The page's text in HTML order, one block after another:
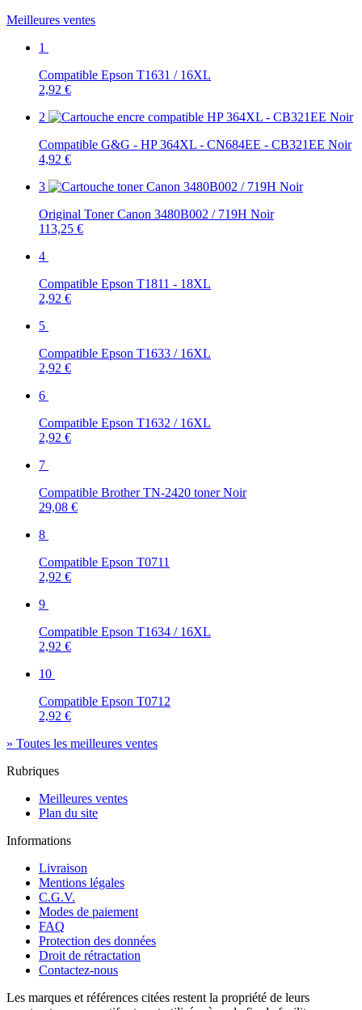
Meilleures ventes
1
Compatible Epson T1631 / 16XL
2,92 €
2
Compatible G&G - HP 364XL - CN684EE - CB321EE Noir
4,92 €
3
Original Toner Canon 3480B002 / 719H Noir
113,25 €
4
Compatible Epson T1811 - 18XL
2,92 €
5
Compatible Epson T1633 / 16XL
2,92 €
6
Compatible Epson T1632 / 16XL
2,92 €
7
Compatible Brother TN-2420 toner Noir
29,08 €
8
Compatible Epson T0711
2,92 €
9
Compatible Epson T1634 / 16XL
2,92 €
10
Compatible Epson T0712
2,92 €
» Toutes les meilleures ventes
Rubriques
Meilleures ventes
Plan du site
Informations
Livraison
Mentions légales
C.G.V.
Modes de paiement
FAQ
Protection des données
Droit de rétractation
Contactez-nous
Les marques et références citées restent la propriété de leurs